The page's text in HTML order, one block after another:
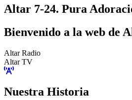
Altar 7-24. Pura
Bienvenido a la web de
Altar Radio
Altar TV
Nuestra Historia